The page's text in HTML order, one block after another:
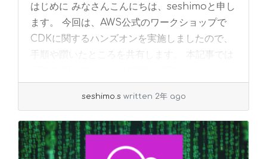
はじめに みなさんこんにちは、seshimoと申し
ます。 今回は、AWS公式のワークショップで
CDKに関するハンズオンを実施しましたので、
手順や躓いたところを共有します。 本記事では
seshimo.s written 2年 ago